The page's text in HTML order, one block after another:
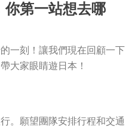
你第一站想去哪
一刻！讓我們現在回顧一下
大家眼睛遊日本！
。願望團隊安排行程和交通